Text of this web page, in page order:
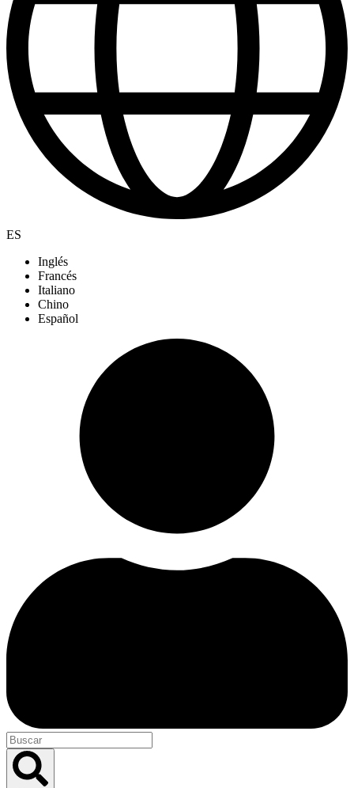
ES
Inglés
Francés
Italiano
Chino
Español